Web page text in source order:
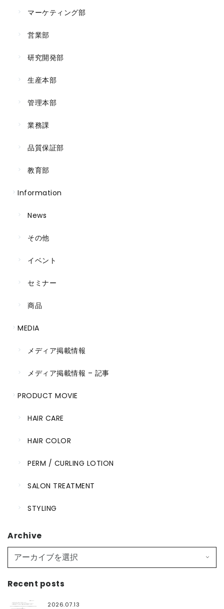
マーケティング部
営業部
研究開発部
生産本部
管理本部
業務課
品質保証部
教育部
Information
News
その他
イベント
セミナー
商品
MEDIA
メディア掲載情報
メディア掲載情報 – 記事
PRODUCT MOVIE
HAIR CARE
HAIR COLOR
PERM / CURLING LOTION
SALON TREATMENT
STYLING
Archive
Recent posts
2026.07.13